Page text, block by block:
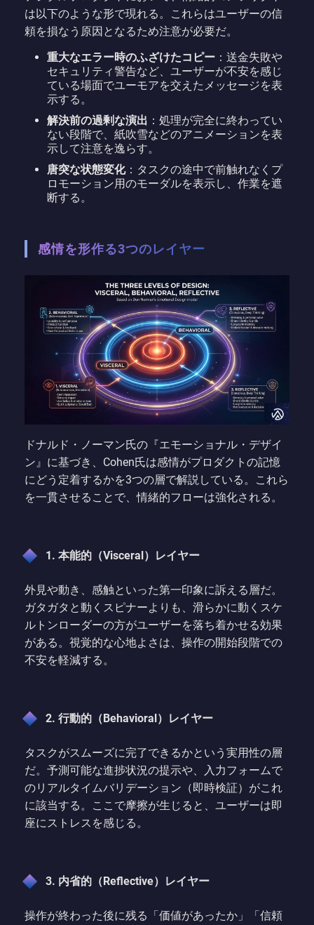
は以下のような形で現れる。これらはユーザーの信
頼を損なう原因となるため注意が必要だ。
重大なエラー時のふざけたコピー ：送金失敗や
セキュリティ警告など、ユーザーが不安を感じ
ている場面でユーモアを交えたメッセージを表
示する。
解決前の過剰な演出 ：処理が完全に終わってい
ない段階で、紙吹雪などのアニメーションを表
示して注意を逸らす。
唐突な状態変化：タスクの途中で前触れなくプ
ロモーション用のモーダルを表示し、作業を遮
断する。
感情を形作る3つのレイヤー
ドナルド・ノーマン氏の『エモーショナル・デザイ
ン』に基づき、Cohen氏は感情がプロダクトの記憶
にどう定着するかを3つの層で解説している。これら
を一貫させることで、情緒的フローは強化される。
1. 本能的（Visceral）レイヤー
外見や動き、感触といった第一印象に訴える層だ。
ガタガタと動くスピナーよりも、滑らかに動くスケ
ルトンローダーの方がユーザーを落ち着かせる効果
がある。視覚的な心地よさは、操作の開始段階での
不安を軽減する。
2. 行動的（Behavioral）レイヤー
タスクがスムーズに完了できるかという実用性の層
だ。予測可能な進捗状況の提示や、入力フォームで
のリアルタイムバリデーション（即時検証）がこれ
に該当する。ここで摩擦が生じると、ユーザーは即
座にストレスを感じる。
3. 内省的（Reflective）レイヤー
操作が終わった後に残る「価値があったか」「信頼